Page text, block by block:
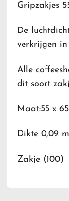
Gripzakjes
De
verkrijgen in
Alle
dit soort
Maat:55 x 65
Dikte 0,09
Zakje (100)